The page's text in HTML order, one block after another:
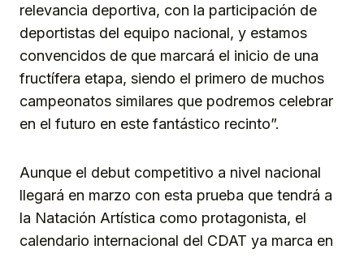
relevancia deportiva, con la participación de
deportistas del equipo nacional, y estamos
convencidos de que marcará el inicio de una
fructífera etapa, siendo el primero de muchos
campeonatos similares que podremos celebrar
en el futuro en este fantástico recinto”.
Aunque el debut competitivo a nivel nacional
llegará en marzo con esta prueba que tendrá a
la Natación Artística como protagonista, el
calendario internacional del CDAT ya marca en